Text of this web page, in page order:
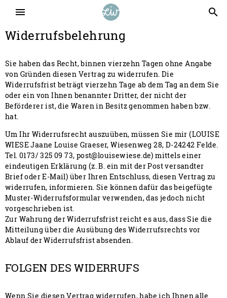
menu search
Widerrufsbelehrung
Sie haben das Recht, binnen vierzehn Tagen ohne Angabe
von Gründen diesen Vertrag zu widerrufen. Die
Widerrufsfrist beträgt vierzehn Tage ab dem Tag an dem Sie
oder ein von Ihnen benannter Dritter, der nicht der
Beförderer ist, die Waren in Besitz genommen haben bzw.
hat.
Um Ihr Widerrufsrecht auszuüben, müssen Sie mir (LOUISE
WIESE Jaane Louise Graeser, Wiesenweg 28, D-24242 Felde.
Tel. 0173/ 325 09 73, post@louisewiese.de) mittels einer
eindeutigen Erklärung (z. B. ein mit der Post versandter
Brief oder E-Mail) über Ihren Entschluss, diesen Vertrag zu
widerrufen, informieren. Sie können dafür das beigefügte
Muster-Widerrufsformular verwenden, das jedoch nicht
vorgeschrieben ist.
Zur Wahrung der Widerrufsfrist reicht es aus, dass Sie die
Mitteilung über die Ausübung des Widerrufsrechts vor
Ablauf der Widerrufsfrist absenden.
FOLGEN DES WIDERRUFS
Wenn Sie diesen Vertrag widerrufen, habe ich Ihnen alle